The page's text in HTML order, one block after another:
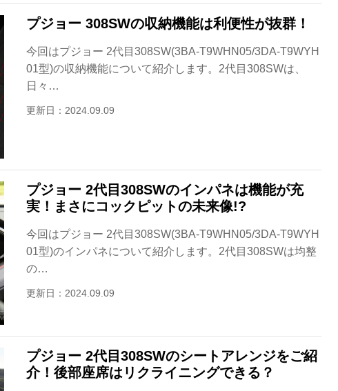
プジョー 308SWの収納機能は利便性が抜群！
今回はプジョー 2代目308SW(3BA-T9WHN05/3DA-T9WYH
01型)の収納機能について紹介します。2代目308SWは、
日々…
更新日：2024.09.09
プジョー 2代目308SWのインパネは機能が充
実！まさにコックピットの未来像!?
今回はプジョー 2代目308SW(3BA-T9WHN05/3DA-T9WYH
01型)のインパネについて紹介します。2代目308SWは均整
の…
更新日：2024.09.09
プジョー 2代目308SWのシートアレンジをご紹
介！後部座席はリクライニングできる？